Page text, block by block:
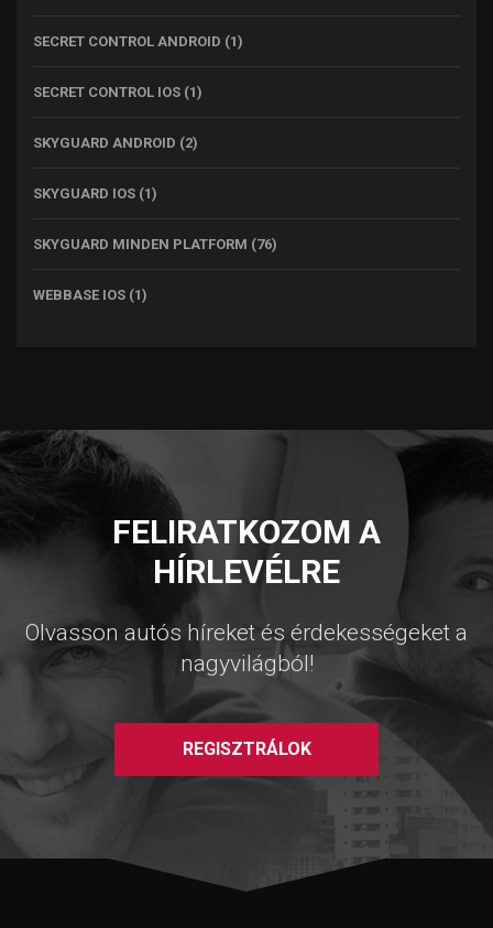
SECRET CONTROL ANDROID (1)
SECRET CONTROL IOS (1)
SKYGUARD ANDROID (2)
SKYGUARD IOS (1)
SKYGUARD MINDEN PLATFORM (76)
WEBBASE IOS (1)
FELIRATKOZOM A
HÍRLEVÉLRE
Olvasson autós híreket és érdekességeket a
nagyvilágból!
REGISZTRÁLOK